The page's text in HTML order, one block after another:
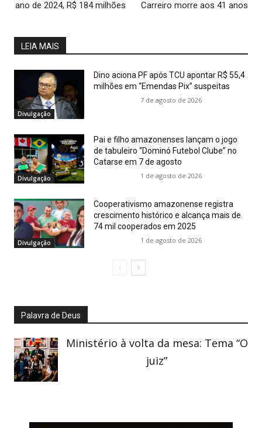
ano de 2024, R$ 184 milhões Carreiro morre aos 41 anos
LEIA MAIS
Divulgação
Dino aciona PF após TCU apontar R$ 55,4
milhões em “Emendas Pix” suspeitas
7 de agosto de 2026
Divulgação
Pai e filho amazonenses lançam o jogo
de tabuleiro “Dominó Futebol Clube” no
Catarse em 7 de agosto
1 de agosto de 2026
Divulgação
Cooperativismo amazonense registra
crescimento histórico e alcança mais de
74 mil cooperados em 2025
1 de agosto de 2026
Palavra de Deus
Ministério à volta da mesa: Tema “O
juiz”